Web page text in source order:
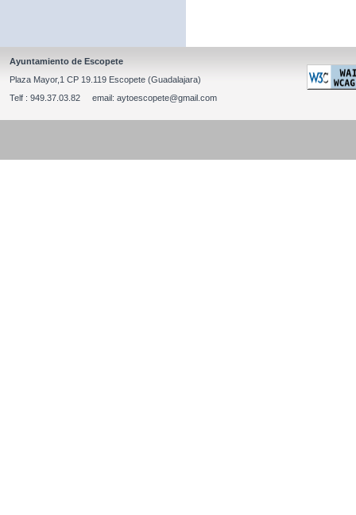
Ayuntamiento de Escopete
Plaza Mayor,1 CP 19.119 Escopete (Guadalajara)
Telf : 949.37.03.82 email: aytoescopete@gmail.com